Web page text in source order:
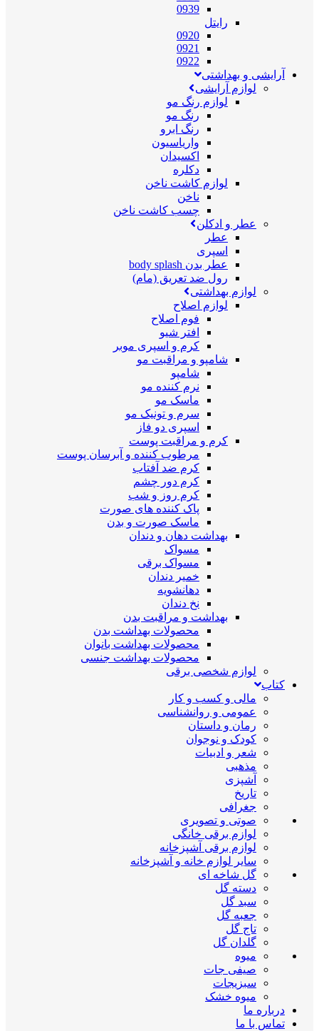
0939
رایتل
0920
0921
0922
آرایشی و بهداشتی
لوازم آرایشی
لوازم رنگ مو
رنگ مو
رنگ ابرو
واریاسیون
اکسیدان
دکلره
لوازم کاشت ناخن
ناخن
چسب کاشت ناخن
عطر و ادکلن
عطر
اسپری
عطر بدن body splash
رول ضد تعریق (مام)
لوازم بهداشتی
لوازم اصلاح
فوم اصلاح
افتر شیو
کرم و اسپری موبر
شامپو و مراقبت مو
شامپو
نرم کننده مو
ماسک مو
سرم و تونیک مو
اسپری دو فاز
کرم و مراقبت پوست
مرطوب کننده و آبرسان پوست
کرم ضد آفتاب
کرم دور چشم
کرم روز و شب
پاک کننده های صورت
ماسک صورت و بدن
بهداشت دهان و دندان
مسواک
مسواک برقی
خمیر دندان
دهانشویه
نخ دندان
بهداشت و مراقبت بدن
محصولات بهداشت بدن
محصولات بهداشت بانوان
محصولات بهداشت جنسی
لوازم شخصی برقی
کتاب
مالی و کسب و کار
عمومی و روانشناسی
رمان و داستان
کودک و نوجوان
شعر و ادبیات
مذهبی
آشپزی
تاریخ
جغرافی
صوتی و تصویری
لوازم برقی خانگی
لوازم برقی آشپزخانه
سایر لوازم خانه و آشپزخانه
گل شاخه ای
دسته گل
سبد گل
جعبه گل
تاج گل
گلدان گل
میوه
صیفی جات
سبزیجات
میوه خشک
درباره ما
تماس با ما